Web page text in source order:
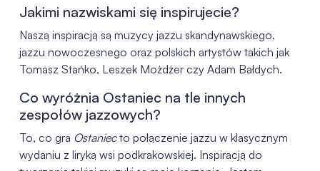
Jakimi nazwiskami się inspirujecie?
Naszą inspiracją są muzycy jazzu skandynawskiego,
jazzu nowoczesnego oraz polskich artystów takich jak
Tomasz Stańko, Leszek Możdżer czy Adam Bałdych.
Co wyróżnia Ostaniec na tle innych
zespołów jazzowych?
To, co gra Ostaniecto połączenie jazzu w klasycznym
wydaniu z liryką wsi podkrakowskiej. Inspiracją do